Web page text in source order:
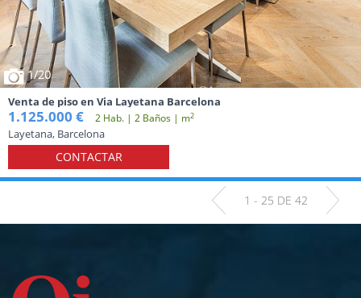
1/20
Venta de piso en Via Layetana Barcelona
1.125.000 € 2 Hab. | 2 Baños | m2
Layetana, Barcelona
CONTACTAR
1 - 25 DE 42